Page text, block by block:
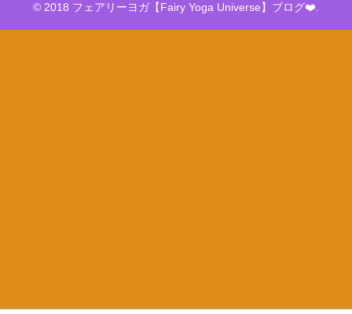
© 2018 フェアリーヨガ【Fairy Yoga Universe】ブログ❤️.